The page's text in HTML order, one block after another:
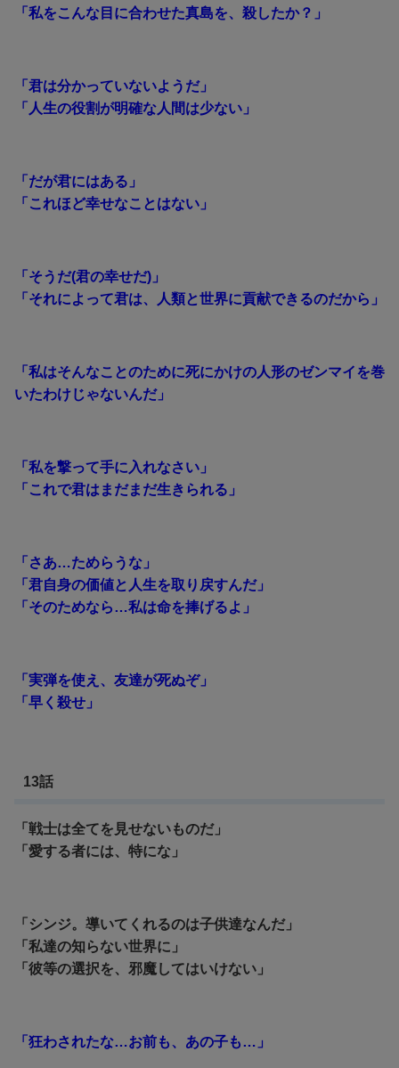
「私をこんな目に合わせた真島を、殺したか？」
「君は分かっていないようだ」
「人生の役割が明確な人間は少ない」
「だが君にはある」
「これほど幸せなことはない」
「そうだ(君の幸せだ)」
「それによって君は、人類と世界に貢献できるのだから」
「私はそんなことのために死にかけの人形のゼンマイを巻
いたわけじゃないんだ」
「私を撃って手に入れなさい」
「これで君はまだまだ生きられる」
「さあ…ためらうな」
「君自身の価値と人生を取り戻すんだ」
「そのためなら…私は命を捧げるよ」
「実弾を使え、友達が死ぬぞ」
「早く殺せ」
13話
「戦士は全てを見せないものだ」
「愛する者には、特にな」
「シンジ。導いてくれるのは子供達なんだ」
「私達の知らない世界に」
「彼等の選択を、邪魔してはいけない」
「狂わされたな…お前も、あの子も…」